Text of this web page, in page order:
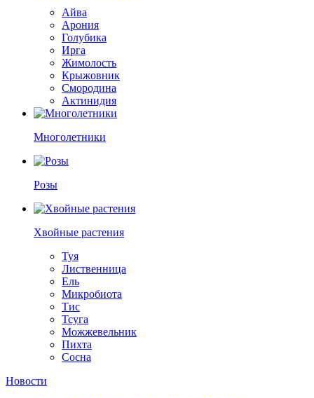
Айва
Арония
Голубика
Ирга
Жимолость
Крыжовник
Смородина
Актинидия
Многолетники
Розы
Хвойные растения
Туя
Лиственница
Ель
Микробиота
Тис
Тсуга
Можжевельник
Пихта
Сосна
Новости